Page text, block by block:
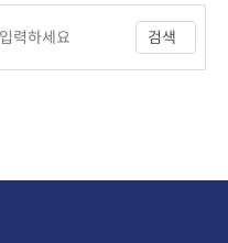
검색